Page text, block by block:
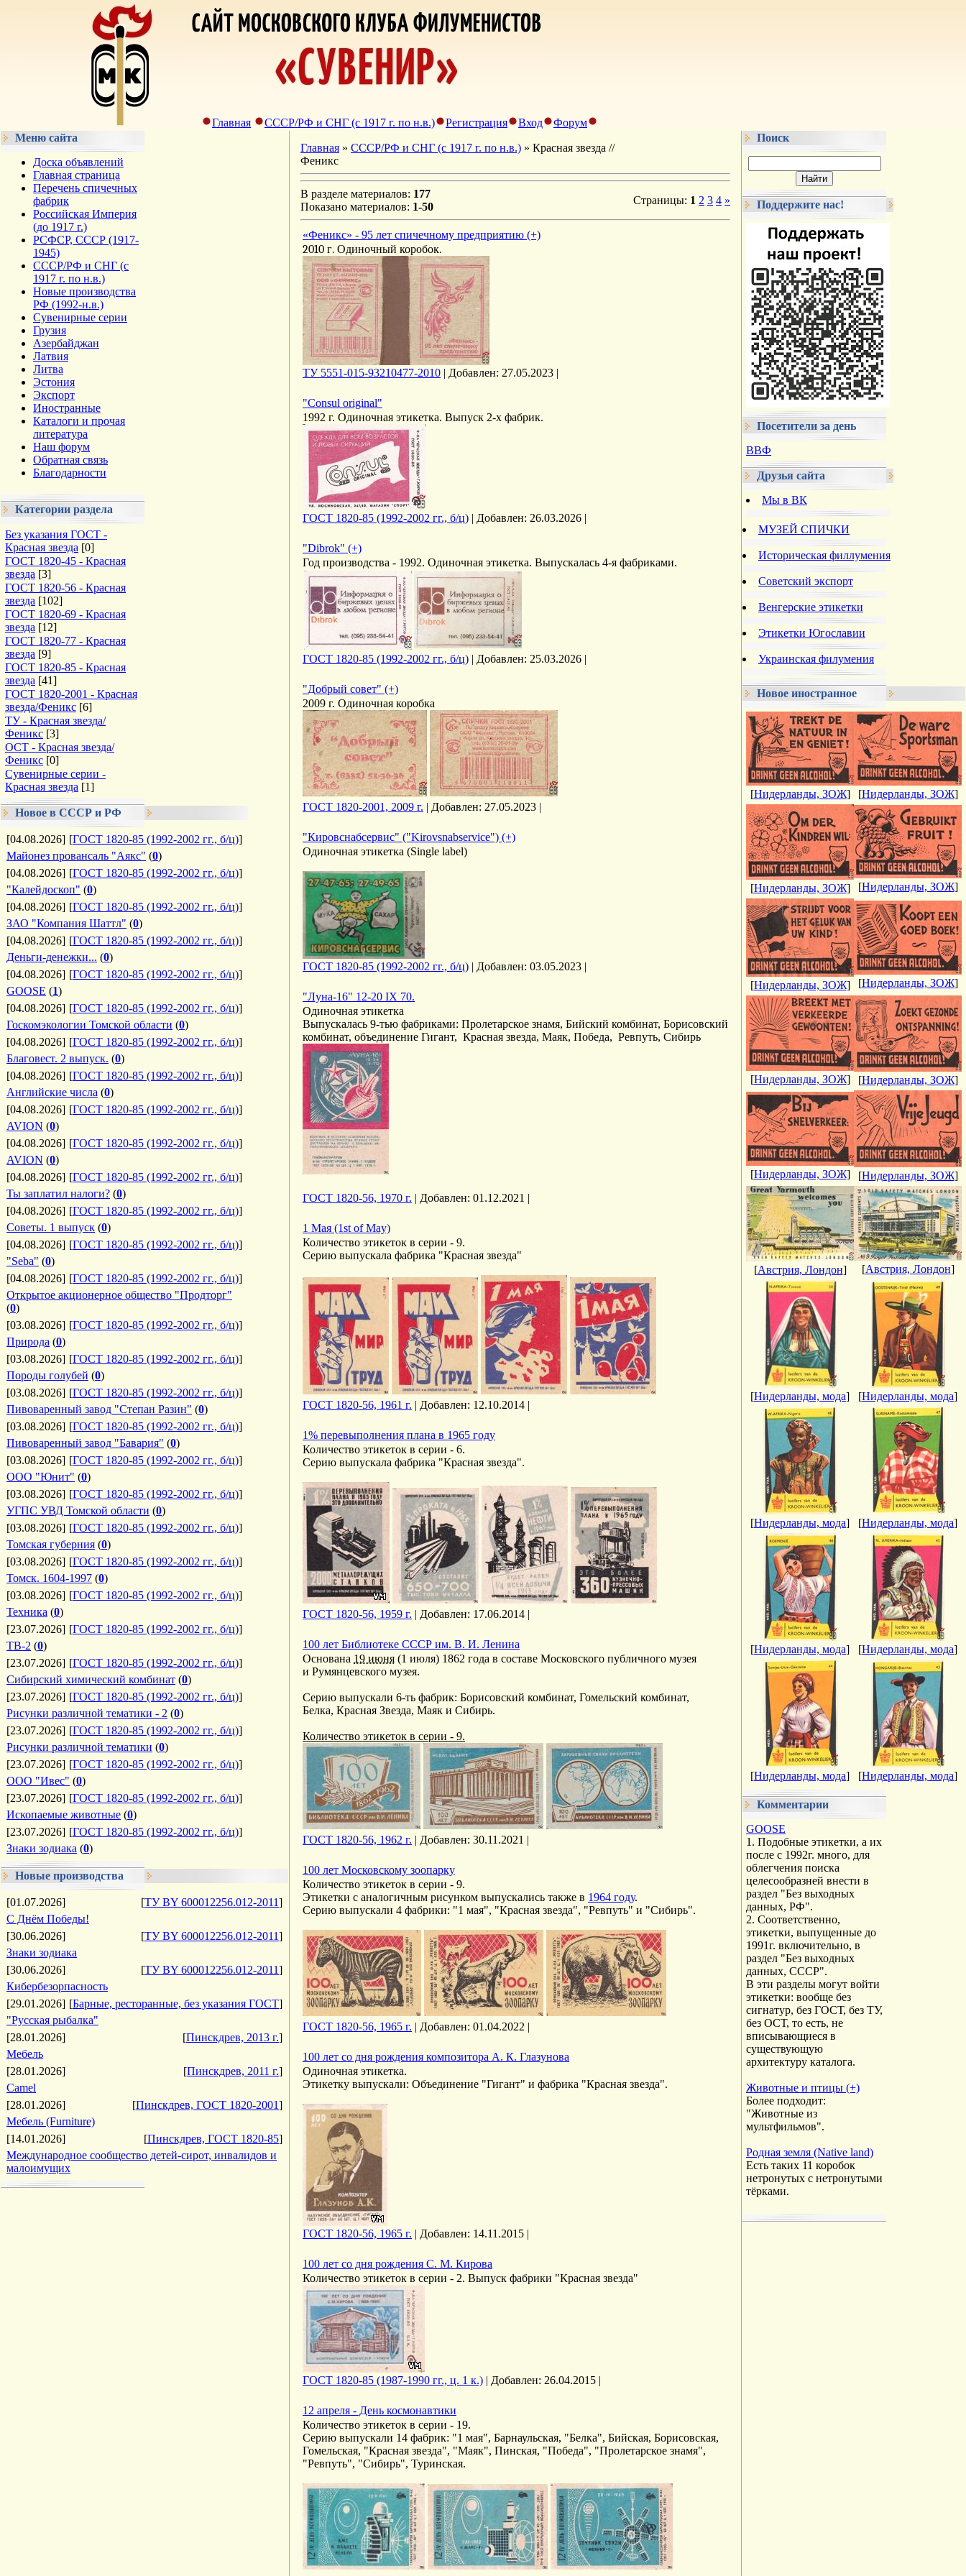
Главная СССР/РФ и СНГ (с 1917 г. по н.в.) Регистрация Вход
Форум
Меню сайта
Доска объявлений
Главная страница
Перечень спичечных
фабрик
Российская Империя
(до 1917 г.)
РСФСР, СССР (1917-
1945)
СССР/РФ и СНГ (с
1917 г. по н.в.)
Новые производства
РФ (1992-н.в.)
Сувенирные серии
Грузия
Азербайджан
Латвия
Литва
Эстония
Экспорт
Иностранные
Каталоги и прочая
литература
Наш форум
Обратная связь
Благодарности
Категории раздела
Без указания ГОСТ -
Красная звезда [0]
ГОСТ 1820-45 - Красная
звезда [3]
ГОСТ 1820-56 - Красная
звезда [102]
ГОСТ 1820-69 - Красная
звезда [12]
ГОСТ 1820-77 - Красная
звезда [9]
ГОСТ 1820-85 - Красная
звезда [41]
ГОСТ 1820-2001 - Красная
звезда/Феникс [6]
ТУ - Красная звезда/
Феникс [3]
ОСТ - Красная звезда/
Феникс [0]
Сувенирные серии -
Красная звезда [1]
Новое в СССР и РФ
[04.08.2026] [ГОСТ 1820-85 (1992-2002 гг., б/ц)]
Майонез провансаль "Аякс" (0)
[04.08.2026] [ГОСТ 1820-85 (1992-2002 гг., б/ц)]
"Калейдоскоп" (0)
[04.08.2026] [ГОСТ 1820-85 (1992-2002 гг., б/ц)]
ЗАО "Компания Шаттл" (0)
[04.08.2026] [ГОСТ 1820-85 (1992-2002 гг., б/ц)]
Деньги-денежки... (0)
[04.08.2026] [ГОСТ 1820-85 (1992-2002 гг., б/ц)]
GOOSE (1)
[04.08.2026] [ГОСТ 1820-85 (1992-2002 гг., б/ц)]
Госкомэкологии Томской области (0)
[04.08.2026] [ГОСТ 1820-85 (1992-2002 гг., б/ц)]
Благовест. 2 выпуск. (0)
[04.08.2026] [ГОСТ 1820-85 (1992-2002 гг., б/ц)]
Английские числа (0)
[04.08.2026] [ГОСТ 1820-85 (1992-2002 гг., б/ц)]
AVION (0)
[04.08.2026] [ГОСТ 1820-85 (1992-2002 гг., б/ц)]
AVION (0)
[04.08.2026] [ГОСТ 1820-85 (1992-2002 гг., б/ц)]
Ты заплатил налоги? (0)
[04.08.2026] [ГОСТ 1820-85 (1992-2002 гг., б/ц)]
Советы. 1 выпуск (0)
[04.08.2026] [ГОСТ 1820-85 (1992-2002 гг., б/ц)]
"Seba" (0)
[04.08.2026] [ГОСТ 1820-85 (1992-2002 гг., б/ц)]
Открытое акционерное общество "Продторг"
(0)
[03.08.2026] [ГОСТ 1820-85 (1992-2002 гг., б/ц)]
Природа (0)
[03.08.2026] [ГОСТ 1820-85 (1992-2002 гг., б/ц)]
Породы голубей (0)
[03.08.2026] [ГОСТ 1820-85 (1992-2002 гг., б/ц)]
Пивоваренный завод "Степан Разин" (0)
[03.08.2026] [ГОСТ 1820-85 (1992-2002 гг., б/ц)]
Пивоваренный завод "Бавария" (0)
[03.08.2026] [ГОСТ 1820-85 (1992-2002 гг., б/ц)]
ООО "Юнит" (0)
[03.08.2026] [ГОСТ 1820-85 (1992-2002 гг., б/ц)]
УГПС УВД Томской области (0)
[03.08.2026] [ГОСТ 1820-85 (1992-2002 гг., б/ц)]
Томская губерния (0)
[03.08.2026] [ГОСТ 1820-85 (1992-2002 гг., б/ц)]
Томск. 1604-1997 (0)
[03.08.2026] [ГОСТ 1820-85 (1992-2002 гг., б/ц)]
Техника (0)
[23.07.2026] [ГОСТ 1820-85 (1992-2002 гг., б/ц)]
ТВ-2 (0)
[23.07.2026] [ГОСТ 1820-85 (1992-2002 гг., б/ц)]
Сибирский химический комбинат (0)
[23.07.2026] [ГОСТ 1820-85 (1992-2002 гг., б/ц)]
Рисунки различной тематики - 2 (0)
[23.07.2026] [ГОСТ 1820-85 (1992-2002 гг., б/ц)]
Рисунки различной тематики (0)
[23.07.2026] [ГОСТ 1820-85 (1992-2002 гг., б/ц)]
ООО "Ивес" (0)
[23.07.2026] [ГОСТ 1820-85 (1992-2002 гг., б/ц)]
Ископаемые животные (0)
[23.07.2026] [ГОСТ 1820-85 (1992-2002 гг., б/ц)]
Знаки зодиака (0)
Новые производства
[01.07.2026] [ТУ BY 600012256.012-2011]
С Днём Победы!
[30.06.2026]
[ТУ BY 600012256.012-2011]
Знаки зодиака
[30.06.2026]
[ТУ BY 600012256.012-2011]
Кибербезорпасность
[29.01.2026] [Барные, ресторанные, без указания ГОСТ]
"Русская рыбалка"
[28.01.2026]
[Пинскдрев, 2013 г.]
Мебель
[28.01.2026]
[Пинскдрев, 2011 г.]
Camel
[28.01.2026]
[Пинскдрев, ГОСТ 1820-2001]
Мебель (Furniture)
[14.01.2026]
[Пинскдрев, ГОСТ 1820-85]
Международное сообщество детей-сирот, инвалидов и
малоимущих
Главная » СССР/РФ и СНГ (с 1917 г. по н.в.) » Красная звезда //
Феникс
В разделе материалов: 177
Показано материалов: 1-50
Страницы: 1 2 3 4 »
«Феникс» - 95 лет спичечному предприятию (+)
2010 г. Одиночный коробок.
ТУ 5551-015-93210477-2010 | Добавлен: 27.05.2023 |
"Consul original"
1992 г. Одиночная этикетка. Выпуск 2-х фабрик.
ГОСТ 1820-85 (1992-2002 гг., б/ц) | Добавлен: 26.03.2026 |
"Dibrok" (+)
Год производства - 1992. Одиночная этикетка. Выпускалась 4-я фабриками.
ГОСТ 1820-85 (1992-2002 гг., б/ц) | Добавлен: 25.03.2026 |
"Добрый совет" (+)
2009 г. Одиночная коробка
ГОСТ 1820-2001, 2009 г. | Добавлен: 27.05.2023 |
"Кировснабсервис" ("Kirovsnabservice") (+)
Одиночная этикетка (Single label)
ГОСТ 1820-85 (1992-2002 гг., б/ц) | Добавлен: 03.05.2023 |
"Луна-16" 12-20 IX 70.
Одиночная этикетка
Выпускалась 9-тью фабриками: Пролетарское знамя, Бийский комбинат, Борисовский
комбинат, объединение Гигант, Красная звезда, Маяк, Победа, Ревпуть, Сибирь
ГОСТ 1820-56, 1970 г. | Добавлен: 01.12.2021 |
1 Мая (1st of May)
Количество этикеток в серии - 9.
Серию выпускала фабрика "Красная звезда"
ГОСТ 1820-56, 1961 г. | Добавлен: 12.10.2014 |
1% перевыполнения плана в 1965 году
Количество этикеток в серии - 6.
Серию выпускала фабрика "Красная звезда".
ГОСТ 1820-56, 1959 г. | Добавлен: 17.06.2014 |
100 лет Библиотеке СССР им. В. И. Ленина
Основана 19 июня (1 июля) 1862 года в составе Московского публичного музея
и Румянцевского музея.
Серию выпускали 6-ть фабрик: Борисовский комбинат, Гомельский комбинат,
Белка, Красная Звезда, Маяк и Сибирь.
Количество этикеток в серии - 9.
ГОСТ 1820-56, 1962 г. | Добавлен: 30.11.2021 |
100 лет Московскому зоопарку
Количество этикеток в серии - 9.
Этикетки с аналогичным рисунком выпускались также в 1964 году.
Серию выпускали 4 фабрики: "1 мая", "Красная звезда", "Ревпуть" и "Сибирь".
ГОСТ 1820-56, 1965 г. | Добавлен: 01.04.2022 |
100 лет со дня рождения композитора А. К. Глазунова
Одиночная этикетка.
Этикетку выпускали: Объединение "Гигант" и фабрика "Красная звезда".
ГОСТ 1820-56, 1965 г. | Добавлен: 14.11.2015 |
100 лет со дня рождения С. М. Кирова
Количество этикеток в серии - 2. Выпуск фабрики "Красная звезда"
ГОСТ 1820-85 (1987-1990 гг., ц. 1 к.) | Добавлен: 26.04.2015 |
12 апреля - День космонавтики
Количество этикеток в серии - 19.
Серию выпускали 14 фабрик: "1 мая", Барнаульская, "Белка", Бийская, Борисовская,
Гомельская, "Красная звезда", "Маяк", Пинская, "Победа", "Пролетарское знамя",
"Ревпуть", "Сибирь", Туринская.
Поиск
Поддержите нас!
Посетители за день
ВВФ
Друзья сайта
Мы в ВК
МУЗЕЙ СПИЧКИ
Историческая филлумения
Советский экспорт
Венгерские этикетки
Этикетки Югославии
Украинская филумения
Новое иностранное
[Нидерланды, ЗОЖ] [Нидерланды, ЗОЖ]
[Нидерланды, ЗОЖ] [Нидерланды, ЗОЖ]
[Нидерланды, ЗОЖ] [Нидерланды, ЗОЖ]
[Нидерланды, ЗОЖ] [Нидерланды, ЗОЖ]
[Нидерланды, ЗОЖ] [Нидерланды, ЗОЖ]
[Австрия, Лондон] [Австрия, Лондон]
[Нидерланды, мода] [Нидерланды, мода]
[Нидерланды, мода] [Нидерланды, мода]
[Нидерланды, мода] [Нидерланды, мода]
[Нидерланды, мода] [Нидерланды, мода]
Комментарии
GOOSE
1. Подобные этикетки, а их
после с 1992г. много, для
облегчения поиска
целесообразней внести в
раздел "Без выходных
данных, РФ".
2. Соответственно,
этикетки, выпущенные до
1991г. включительно, в
раздел "Без выходных
данных, СССР".
В эти разделы могут войти
этикетки: вообще без
сигнатур, без ГОСТ, без ТУ,
без ОСТ, то есть, не
вписывающиеся в
существующую
архитектуру каталога.
Животные и птицы (+)
Более подходит:
"Животные из
мультфильмов".
Родная земля (Native land)
Есть таких 11 коробок
нетронутых с нетронутыми
тёрками.